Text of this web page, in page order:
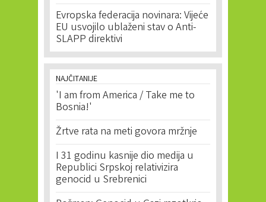
Evropska federacija novinara: Vijeće
EU usvojilo ublaženi stav o Anti-
SLAPP direktivi
NAJČITANIJE
'I am from America / Take me to
Bosnia!'
Žrtve rata na meti govora mržnje
I 31 godinu kasnije dio medija u
Republici Srpskoj relativizira
genocid u Srebrenici